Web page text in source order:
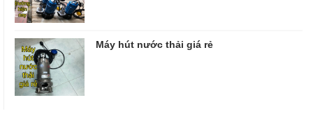
Máy hút nước thải giá rẻ